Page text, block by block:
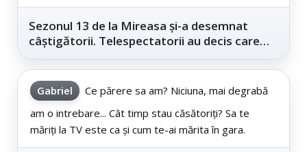
Sezonul 13 de la Mireasa și-a desemnat
câștigătorii. Telespectatorii au decis care
Gabriel
Ce părere sa am? Niciuna, mai degrabă
am o intrebare... Cât timp stau căsătoriți? Sa te
măriți la TV este ca și cum te-ai mărita în gara.